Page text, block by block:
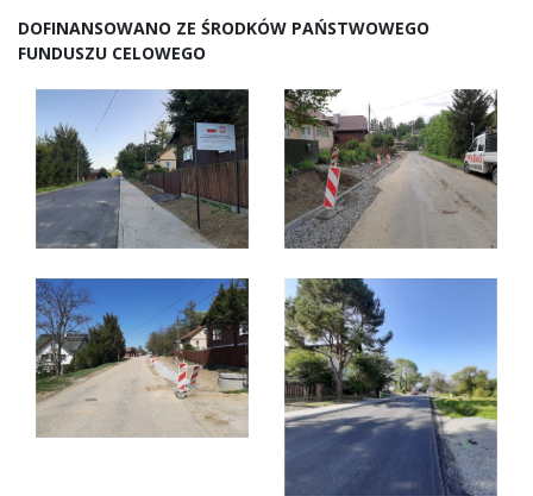
DOFINANSOWANO ZE ŚRODKÓW PAŃSTWOWEGO
FUNDUSZU CELOWEGO